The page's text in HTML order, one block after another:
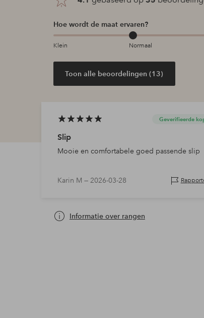
Hoe wordt de maat ervaren?
Klein Normaal
Toon alle beoordelingen (13)
Geverifieerde
Slip
Mooie en comfortabele goed passende slip
Karin M — 2026-03-28
Informatie over rangen